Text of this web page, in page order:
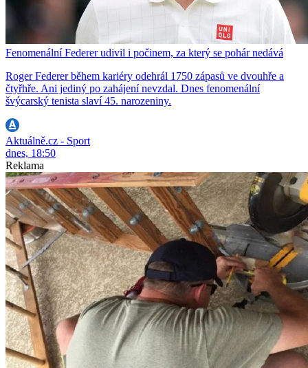
Fenomenální Federer udivil i počinem, za který se pohár nedává
Roger Federer během kariéry odehrál 1750 zápasů ve dvouhře a
čtyřhře. Ani jediný po zahájení nevzdal. Dnes fenomenální
švýcarský tenista slaví 45. narozeniny.
Aktuálně.cz - Sport
dnes, 18:50
Reklama